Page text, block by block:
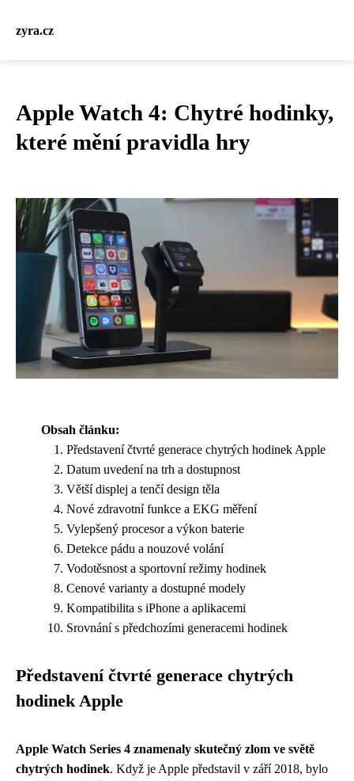
zyra.cz
Apple Watch 4: Chytré hodinky,
které mění pravidla hry
Obsah článku:
Představení čtvrté generace chytrých hodinek Apple
Datum uvedení na trh a dostupnost
Větší displej a tenčí design těla
Nové zdravotní funkce a EKG měření
Vylepšený procesor a výkon baterie
Detekce pádu a nouzové volání
Vodotěsnost a sportovní režimy hodinek
Cenové varianty a dostupné modely
Kompatibilita s iPhone a aplikacemi
Srovnání s předchozími generacemi hodinek
Představení čtvrté generace chytrých
hodinek Apple
Apple Watch Series 4 znamenaly skutečný zlom ve světě
chytrých hodinek. Když je Apple představil v září 2018, bylo